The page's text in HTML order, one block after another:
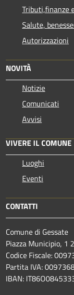
Tributi,finanze
Salute,
Autorizzazioni
NOVITÀ
Notizie
Comunicati
Avvisi
VIVERE IL COMUNE
Luoghi
Eventi
CONTATTI
Comune di Gessate
Piazza Municipio, 1
Codice Fiscale:
Partita IVA:
IBAN: